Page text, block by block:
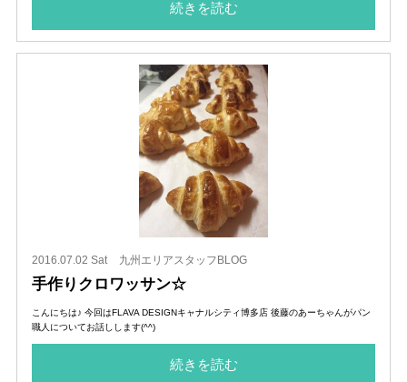
続きを読む
2016.07.02 Sat 九州エリアスタッフBLOG
手作りクロワッサン☆
こんにちは♪ 今回はFLAVA DESIGNキャナルシティ博多店 後藤のあーちゃんがパン
職人についてお話しします(^^)
続きを読む